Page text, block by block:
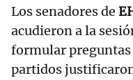
Los senadores de
acudieron a la
formular preguntas
partidos